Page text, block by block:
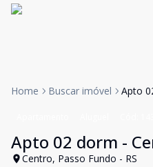
Home Buscar imóvel Apto
Apto 02 dorm -
Centro, Passo Fundo - RS